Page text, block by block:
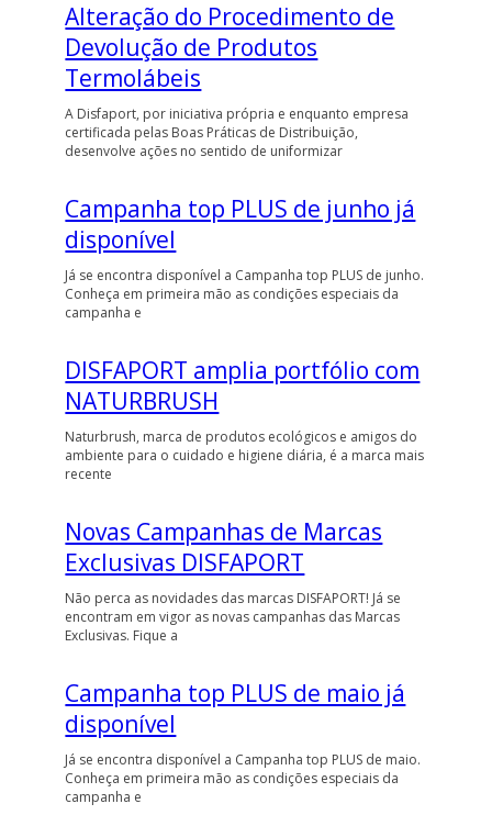
Alteração do Procedimento de
Devolução de Produtos
Termolábeis
A Disfaport, por iniciativa própria e enquanto empresa
certificada pelas Boas Práticas de Distribuição,
desenvolve ações no sentido de uniformizar
Campanha top PLUS de junho já
disponível
Já se encontra disponível a Campanha top PLUS de junho.
Conheça em primeira mão as condições especiais da
campanha e
DISFAPORT amplia portfólio com
NATURBRUSH
Naturbrush, marca de produtos ecológicos e amigos do
ambiente para o cuidado e higiene diária, é a marca mais
recente
Novas Campanhas de Marcas
Exclusivas DISFAPORT
Não perca as novidades das marcas DISFAPORT! Já se
encontram em vigor as novas campanhas das Marcas
Exclusivas. Fique a
Campanha top PLUS de maio já
disponível
Já se encontra disponível a Campanha top PLUS de maio.
Conheça em primeira mão as condições especiais da
campanha e